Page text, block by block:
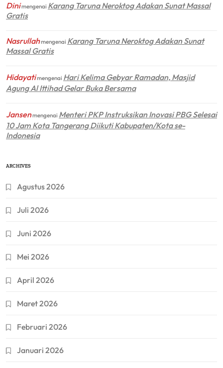
Dinimengenai Karang Taruna Neroktog Adakan Sunat Massal
Gratis
Nasrullahmengenai Karang Taruna Neroktog Adakan Sunat
Massal Gratis
Hidayatimengenai Hari Kelima Gebyar Ramadan, Masjid
Agung Al Ittihad Gelar Buka Bersama
Jansenmengenai Menteri PKP Instruksikan Inovasi PBG Selesai
10 Jam Kota Tangerang Diikuti Kabupaten/Kota se-
Indonesia
ARCHIVES
Agustus 2026
Juli 2026
Juni 2026
Mei 2026
April 2026
Maret 2026
Februari 2026
Januari 2026